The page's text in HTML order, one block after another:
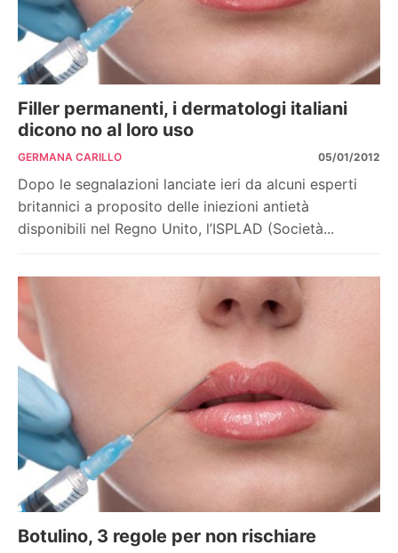
Filler permanenti, i dermatologi italiani
dicono no al loro uso
GERMANA CARILLO 05/01/2012
Dopo le segnalazioni lanciate ieri da alcuni esperti
britannici a proposito delle iniezioni antietà
disponibili nel Regno Unito, l’ISPLAD (Società...
Botulino, 3 regole per non rischiare